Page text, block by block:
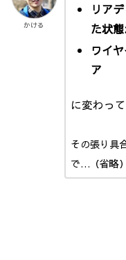
かける
リア
た状
ワイ
ア
に変わっ
その張り具
で…（省略）